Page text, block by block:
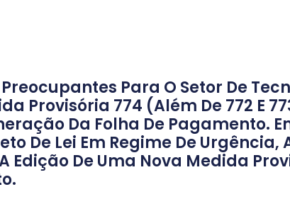
Para O Setor De
Provisória 774 (além De 772 E
Da Folha De Pagamento.
De Lei Em Regime De Urgência,
Edição De Uma Nova Medida